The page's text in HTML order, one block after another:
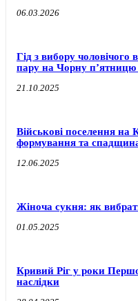
06.03.2026
Гід з вибору чоловічого
пару на Чорну
21.10.2025
Військові поселення на
формування та
12.06.2025
Жіноча сукня: як
01.05.2025
Кривий Ріг у роки
наслідки